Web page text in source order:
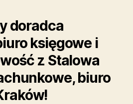
doradca
księgowe i
z Stalowa
biuro